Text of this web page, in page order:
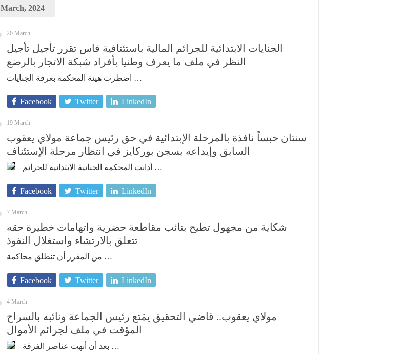
March, 2024
20 March
الجنايات الابتدائية للجرائم المالية باستئنافية فاس تقرر تأجيل تأجيل
النظر في ملف ما يعرف وطنيا بأفراد شبكة الاتجار بالرضع
اضطرت هيئة المحكمة بغرفة الجنايات …
Facebook Twitter LinkedIn
19 March
سنتان حبساً نافذة بالمرحلة الإبتدائية في حق رئيس جماعة مولاي يعقوب
السابق وإيداعه بسجن بوركايز في انتظار مرحلة الإستئناف
أدانت المحكمة الجنائية الابتدائية للجرائم …
Facebook Twitter LinkedIn
7 March
شكاية من مجهول تطيح بنائب مقاطعة حضرية واتهامات خطيرة حقه
تتعلق بالارتشاء واستغلال النفوذ
من المقرر أن تنطلق محاكمة …
Facebook Twitter LinkedIn
4 March
مولاي يعقوب.. قاضي التحقيق يمَتع رئيس الجماعة ونائبه بالسراح
المؤقت في ملف لجرائم الأموال
بعد أن أنهت عناصر الفرقة …